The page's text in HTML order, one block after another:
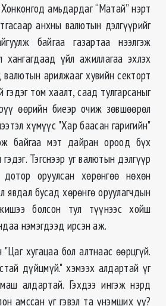
амьдардаг “Матай” нэрт
анхны валютын дэлгүүрийг
байгаа газартаа нээлгэж
хангагдаад үйл ажиллагаа эхлэх
арилжааг хувийн секторт
гэдэг том хаалт, саад тулгарсаныг
өөрийн биеэр очиж зөвшөөрөл
хүмүүс "Хар баасан гаригийн"
байгаа мэт дайран ороод бүх
Тэгснээр уг валютын дэлгүүр
оруулсан хөрөнгөө нөхөн
явдал бусад хөрөнгө оруулагчдын
болсон тул түүнээс хойш
нэмэгдээд ирсэн аж.
хугацаа бол алтнаас өөрцгүй.
дүйцмүй." хэмээх алдартай үг
алдартай. Гэхдээ ингэж нэрд
амссан үг гэвэл та үнэмших үү?